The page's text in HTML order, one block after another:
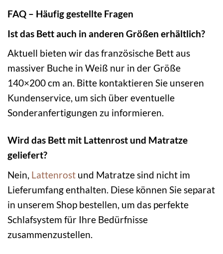
FAQ – Häufig gestellte Fragen
Ist das Bett auch in anderen Größen erhältlich?
Aktuell bieten wir das französische Bett aus
massiver Buche in Weiß nur in der Größe
140×200 cm an. Bitte kontaktieren Sie unseren
Kundenservice, um sich über eventuelle
Sonderanfertigungen zu informieren.
Wird das Bett mit Lattenrost und Matratze
geliefert?
Nein, Lattenrost und Matratze sind nicht im
Lieferumfang enthalten. Diese können Sie separat
in unserem Shop bestellen, um das perfekte
Schlafsystem für Ihre Bedürfnisse
zusammenzustellen.